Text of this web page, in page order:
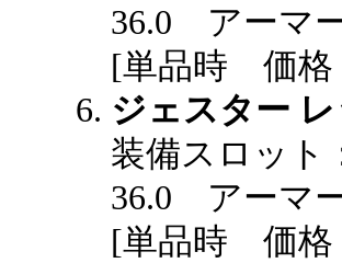
36.0 アーマ
[単品時 価格
ジェスター
装備スロッ
36.0 アーマ
[単品時 価格